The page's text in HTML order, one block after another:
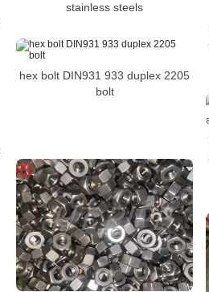
stainless steels
hex bolt DIN931 933 duplex 2205
bolt